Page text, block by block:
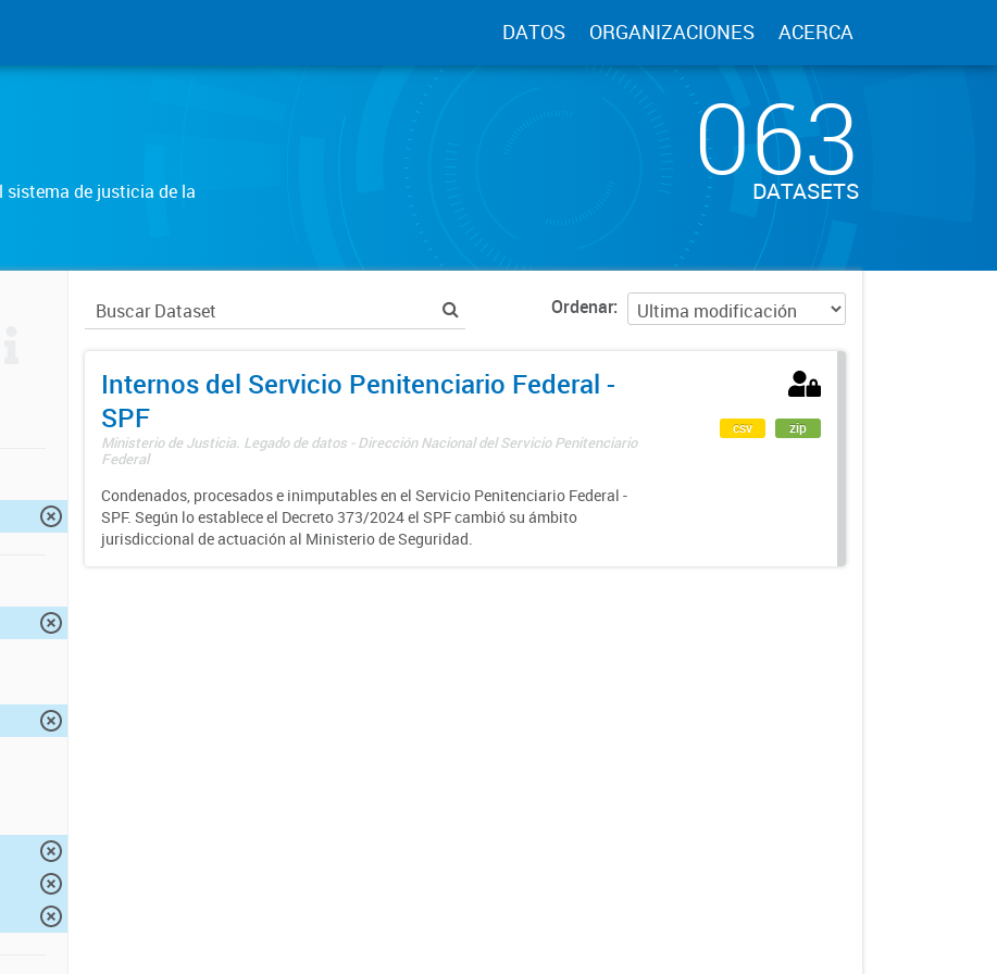
DATOS ORGANIZACIONES ACERCA
de justicia de la
063
DATASETS
Ordenar
Internos del Servicio Penitenciario Federal -
SPF
Ministerio de Justicia. Legado de datos - Dirección Nacional del Servicio Penitenciario
Federal
Condenados, procesados e inimputables en el Servicio Penitenciario Federal -
SPF. Según lo establece el Decreto 373/2024 el SPF cambió su ámbito
jurisdiccional de actuación al Ministerio de Seguridad.
csv zip